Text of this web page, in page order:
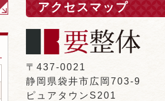
アクセスマップ
〒437-0021
静岡県袋井市広岡703-9
ピュアタウンS201